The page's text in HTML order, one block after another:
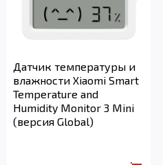
Датчик температуры и
влажности Xiaomi Smart
Temperature and
Humidity Monitor 3 Mini
(версия Global)